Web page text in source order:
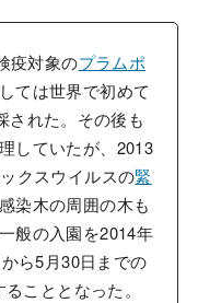
疫対象のプラムポ
ては世界で初めて
された。その後も
していたが、2013
クスウイルスの緊
染木の周囲の木も
般の入園を2014年
ら5月30日までの
こととなった。